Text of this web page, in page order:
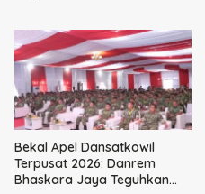
Bekal Apel Dansatkowil
Terpusat 2026: Danrem
Bhaskara Jaya Teguhkan